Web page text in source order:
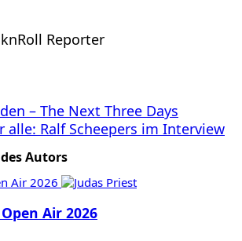
– The Next Three Days
alle: Ralf Scheepers im Interview
Autors
Air 2026
Air 2026